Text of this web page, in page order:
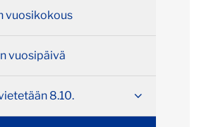
vuosikokous
vuosipäivä
8.10.